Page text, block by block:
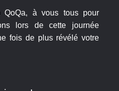
QoQa, à vous tous pour
lors de cette journée
fois de plus révélé votre